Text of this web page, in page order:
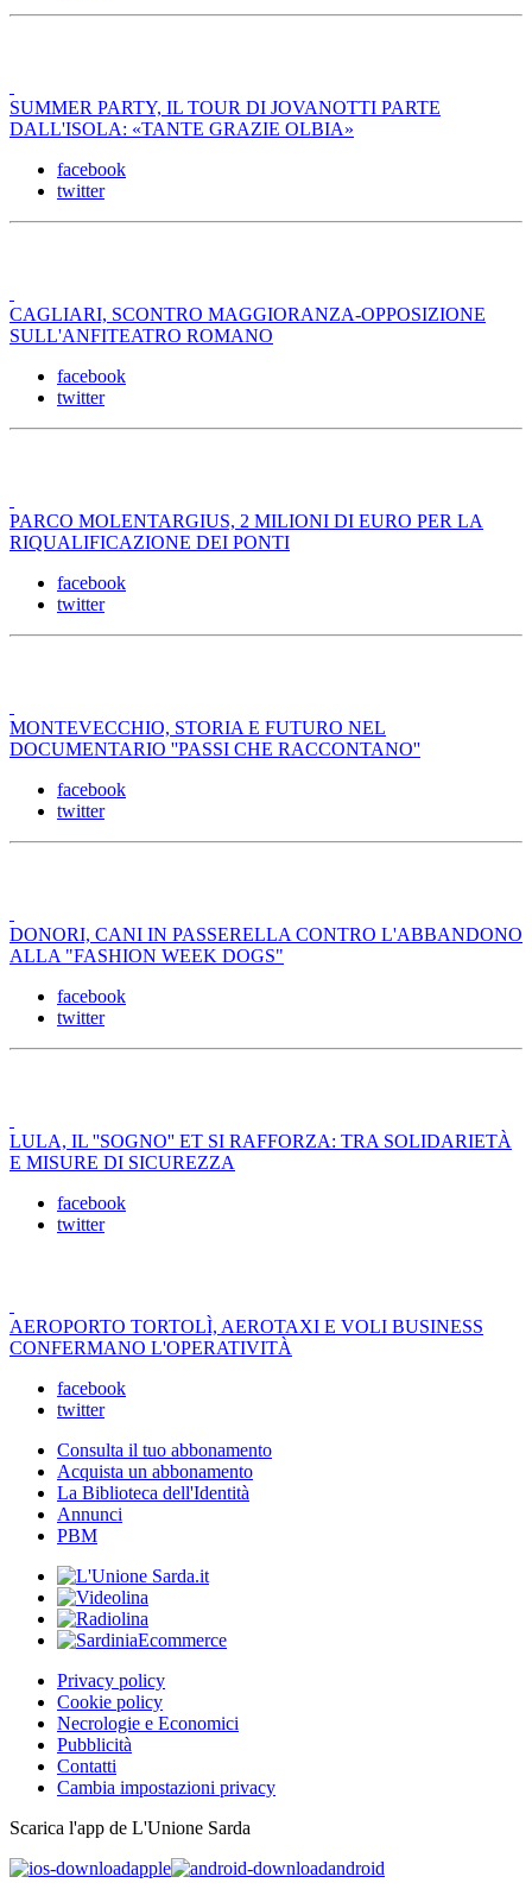
SUMMER PARTY, IL TOUR DI JOVANOTTI PARTE
DALL'ISOLA: «TANTE GRAZIE OLBIA»
facebook
twitter
CAGLIARI, SCONTRO MAGGIORANZA-OPPOSIZIONE
SULL'ANFITEATRO ROMANO
facebook
twitter
PARCO MOLENTARGIUS, 2 MILIONI DI EURO PER LA
RIQUALIFICAZIONE DEI PONTI
facebook
twitter
MONTEVECCHIO, STORIA E FUTURO NEL
DOCUMENTARIO ''PASSI CHE RACCONTANO''
facebook
twitter
DONORI, CANI IN PASSERELLA CONTRO L'ABBANDONO
ALLA "FASHION WEEK DOGS"
facebook
twitter
LULA, IL ''SOGNO'' ET SI RAFFORZA: TRA SOLIDARIETÀ
E MISURE DI SICUREZZA
facebook
twitter
AEROPORTO TORTOLÌ, AEROTAXI E VOLI BUSINESS
CONFERMANO L'OPERATIVITÀ
facebook
twitter
Consulta il tuo abbonamento
Acquista un abbonamento
La Biblioteca dell'Identità
Annunci
PBM
Privacy policy
Cookie policy
Necrologie e Economici
Pubblicità
Contatti
Cambia impostazioni privacy
Scarica l'app de L'Unione Sarda
apple
android